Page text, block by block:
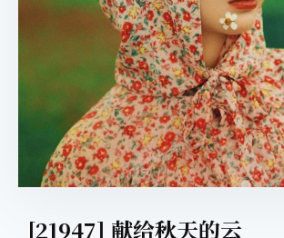
[21947] 献给秋天的云